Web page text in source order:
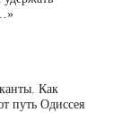
Как
путь Одиссея